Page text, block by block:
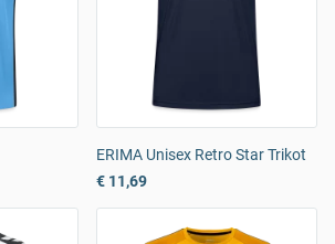
ERIMA Unisex Retro Star Trikot
€ 11,69